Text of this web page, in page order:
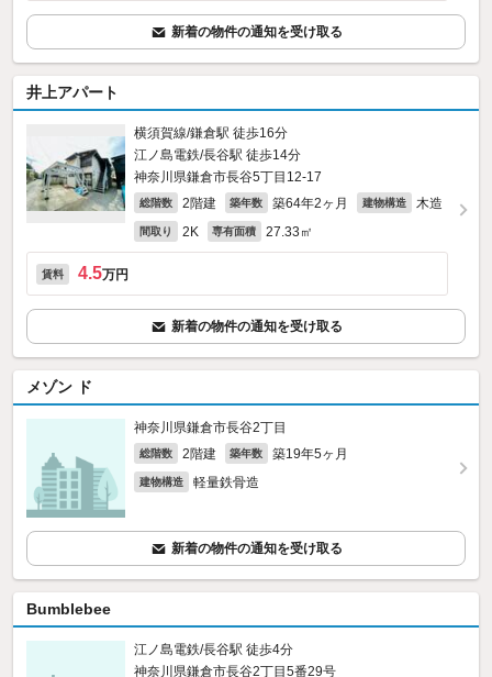
新着の物件の通知を受け取る
井上アパート
横須賀線/鎌倉駅 徒歩16分
江ノ島電鉄/長谷駅 徒歩14分
神奈川県鎌倉市長谷5丁目12-17
総階数 2階建 築年数 築64年2ヶ月 建物構造 木造
間取り 2K 専有面積 27.33㎡
賃料 4.5万円
新着の物件の通知を受け取る
メゾン ド
神奈川県鎌倉市長谷2丁目
総階数 2階建 築年数 築19年5ヶ月
建物構造 軽量鉄骨造
新着の物件の通知を受け取る
Bumblebee
江ノ島電鉄/長谷駅 徒歩4分
神奈川県鎌倉市長谷2丁目5番29号